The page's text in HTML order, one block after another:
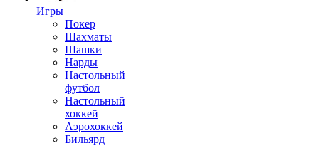
Игры
Покер
Шахматы
Шашки
Нарды
Настольный
футбол
Настольный
хоккей
Аэрохоккей
Бильярд